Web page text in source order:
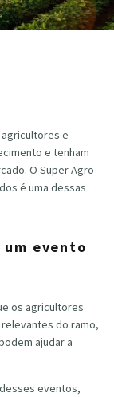
e
e tenham
O Super Agro
é uma dessas
um evento
os agricultores
do ramo,
ajudar a
eventos,